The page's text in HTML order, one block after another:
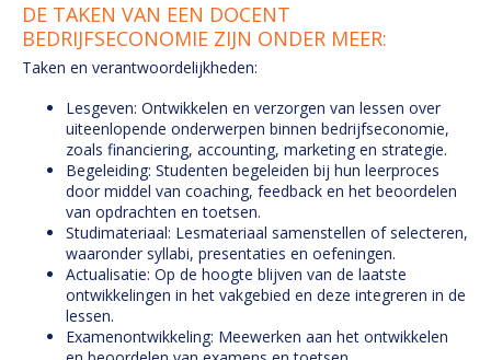
DE TAKEN VAN EEN DOCENT
BEDRIJFSECONOMIE ZIJN ONDER MEER:
Taken en verantwoordelijkheden:
Lesgeven: Ontwikkelen en verzorgen van lessen over
uiteenlopende onderwerpen binnen bedrijfseconomie,
zoals financiering, accounting, marketing en strategie.
Begeleiding: Studenten begeleiden bij hun leerproces
door middel van coaching, feedback en het beoordelen
van opdrachten en toetsen.
Studimateriaal: Lesmateriaal samenstellen of selecteren,
waaronder syllabi, presentaties en oefeningen.
Actualisatie: Op de hoogte blijven van de laatste
ontwikkelingen in het vakgebied en deze integreren in de
lessen.
Examenontwikkeling: Meewerken aan het ontwikkelen